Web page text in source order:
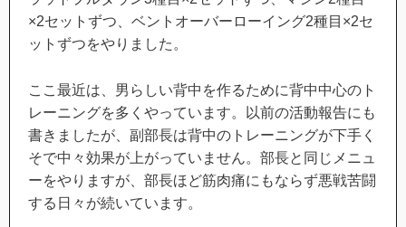
×2セットずつ、ベントオーバーローイング2種目×2セ
ットずつをやりました。
ここ最近は、男らしい背中を作るために背中中心のト
レーニングを多くやっています。以前の活動報告にも
書きましたが、副部長は背中のトレーニングが下手く
そで中々効果が上がっていません。部長と同じメニュ
ーをやりますが、部長ほど筋肉痛にもならず悪戦苦闘
する日々が続いています。